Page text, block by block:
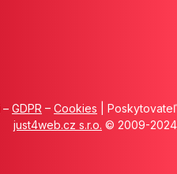
– GDPR – Cookies | Poskytovateľ
just4web.cz s.r.o. © 2009-2024